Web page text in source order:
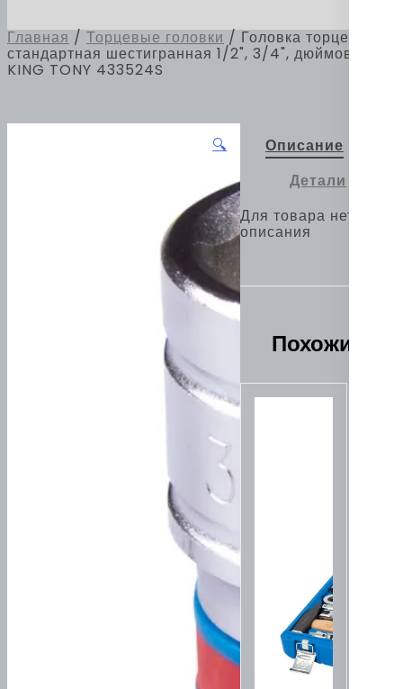
Главная / Торцевые головки / Головка торцевая
стандартная шестигранная 1/2", 3/4", дюймовая
KING TONY 433524S
🔍
Описание
Детали
Для товара нет
описания
Похожие